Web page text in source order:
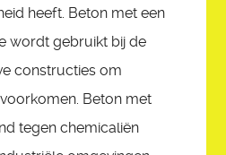
heeft. Beton met een
wordt gebruikt bij de
constructies om
Beton met
tegen chemicaliën